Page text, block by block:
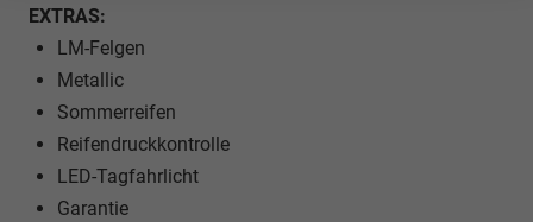
EXTRAS:
LM-Felgen
Metallic
Sommerreifen
Reifendruckkontrolle
LED-Tagfahrlicht
Garantie